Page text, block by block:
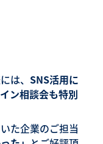
は、 SNS活用に
ン相談会も特別
た企業のご担当